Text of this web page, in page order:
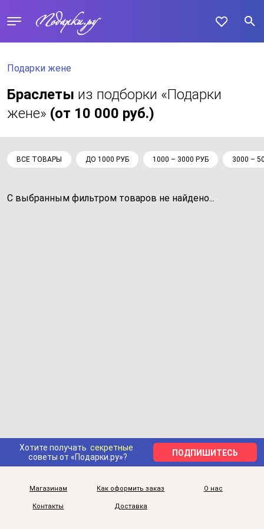
Подарки жене
Браслеты из подборки «Подарки
жене» (от 10 000 руб.)
ВСЕ ТОВАРЫ ДО 1000 РУБ 1000 – 3000 РУБ 3000 –
С выбранным фильтром товаров не найдено...
Хотите получать секретные
советы от «Подарки.ру»?
ПОДПИШИТЕСЬ
Магазинам Как оформить заказ О нас
Контакты Доставка